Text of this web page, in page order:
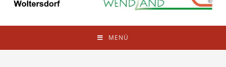
MENÜ